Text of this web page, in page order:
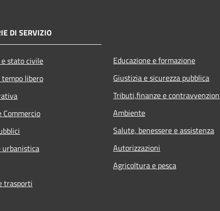
DI SERVIZIO
stato civile
libero
Commercio
urbanistica
trasporti
Educazione e formazione
Giustizia e sicurezza pubblica
Tributi,finanze e
Ambiente
Salute, benessere e assistenza
Autorizzazioni
Agricoltura e pesca